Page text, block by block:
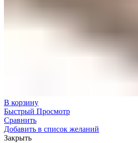
В корзину
Быстрый Просмотр
Сравнить
Добавить в список желаний
Закрыть